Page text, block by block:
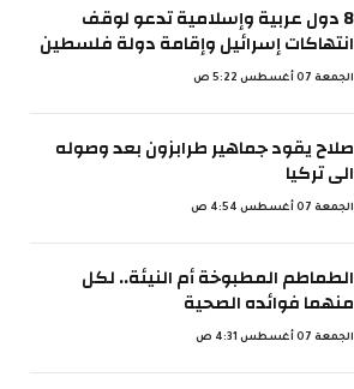
8 دول عربية وإسلامية تدعو لوقف
انتهاكات إسرائيل وإقامة دولة فلسطين
الجمعة 07 أغسطس 5:22 ص
صلاح يقود جماهير طرابزون بعد وصوله
الى تركيا
الجمعة 07 أغسطس 4:54 ص
الطماطم المطبوخة أم النيئة.. لكل
منهما فوائده الصحية
الجمعة 07 أغسطس 4:31 ص